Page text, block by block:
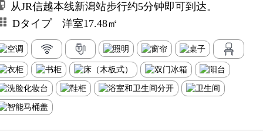
从JR信越本线新潟站步行约5分钟即可到达。
Dタイプ 洋室17.48㎡